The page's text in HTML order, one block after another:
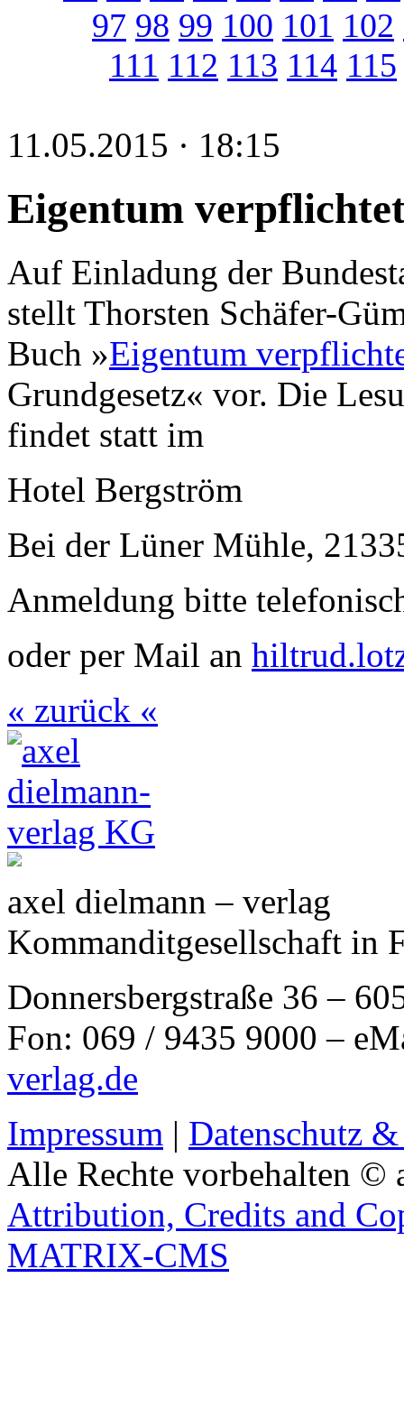
97 98 99 100 101 102
111 112 113 114 115
11.05.2015 · 18:15
Eigentum
Auf Einladung der
stellt Thorsten Schäfer-
Buch »Eigentum
Grundgesetz« vor. Die
findet statt im
Hotel Bergström
Bei der Lüner Mühle,
Anmeldung bitte
oder per Mail an
« zurück «
axel dielmann – verlag
Kommanditgesellschaft in
Donnersbergstraße 36 –
Fon: 069 / 9435 9000 –
verlag.de
Impressum | Datenschutz
Alle Rechte vorbehalten ©
Attribution, Credits and
MATRIX-CMS